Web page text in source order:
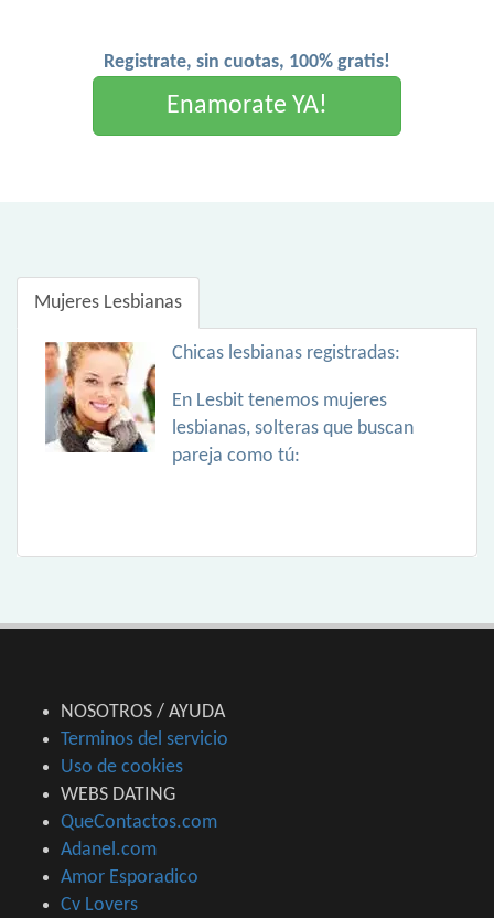
Registrate, sin cuotas, 100% gratis!
Enamorate YA!
Mujeres Lesbianas
Chicas lesbianas registradas:
En Lesbit tenemos mujeres
lesbianas, solteras que buscan
pareja como tú:
NOSOTROS / AYUDA
Terminos del servicio
Uso de cookies
WEBS DATING
QueContactos.com
Adanel.com
Amor Esporadico
Cv Lovers